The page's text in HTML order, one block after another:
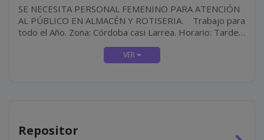
SE NECESITA PERSONAL FEMENINO PARA ATENCIÓN
AL PÚBLICO EN ALMACÉN Y ROTISERIA. Trabajo para
todo el Año. Zona: Córdoba casi Larrea. Horario: Tarde-
Noche Requisitos: Buena Presencia y...
Repositor